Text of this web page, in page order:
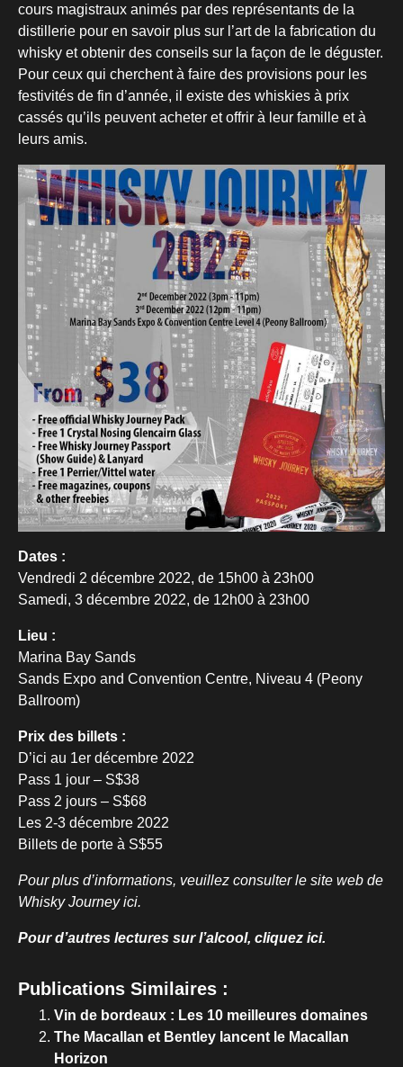
cours magistraux animés par des représentants de la
distillerie pour en savoir plus sur l’art de la fabrication du
whisky et obtenir des conseils sur la façon de le déguster.
Pour ceux qui cherchent à faire des provisions pour les
festivités de fin d’année, il existe des whiskies à prix
cassés qu’ils peuvent acheter et offrir à leur famille et à
leurs amis.
Dates :
Vendredi 2 décembre 2022, de 15h00 à 23h00
Samedi, 3 décembre 2022, de 12h00 à 23h00
Lieu :
Marina Bay Sands
Sands Expo and Convention Centre, Niveau 4 (Peony
Ballroom)
Prix des billets :
D’ici au 1er décembre 2022
Pass 1 jour – S$38
Pass 2 jours – S$68
Les 2-3 décembre 2022
Billets de porte à S$55
Pour plus d’informations, veuillez consulter le site web de
Whisky Journey ici.
Pour d’autres lectures sur l’alcool, cliquez ici.
Publications Similaires :
Vin de bordeaux : Les 10 meilleures domaines
The Macallan et Bentley lancent le Macallan
Horizon